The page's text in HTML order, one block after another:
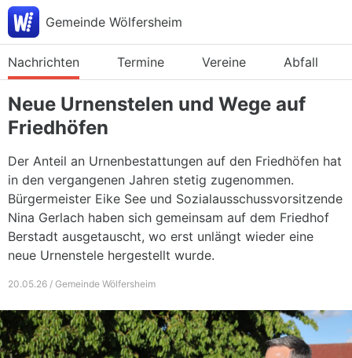
Gemeinde Wölfersheim
Nachrichten Termine Vereine Abfall
Neue Urnenstelen und Wege auf
Friedhöfen
Der Anteil an Urnenbestattungen auf den Friedhöfen hat
in den vergangenen Jahren stetig zugenommen.
Bürgermeister Eike See und Sozialausschussvorsitzende
Nina Gerlach haben sich gemeinsam auf dem Friedhof
Berstadt ausgetauscht, wo erst unlängt wieder eine
neue Urnenstele hergestellt wurde.
20.05.26 / Gemeinde Wölfersheim